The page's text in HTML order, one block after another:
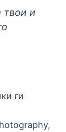
твои и
ги